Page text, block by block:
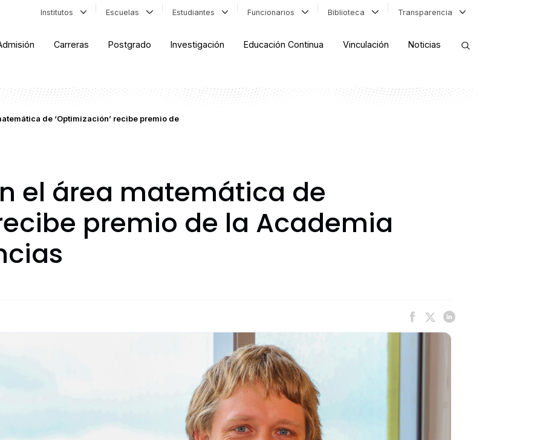
Institutos Escuelas Estudiantes Funcionarios Biblioteca Transparencia
Carreras Postgrado Investigación Educación Continua Vinculación Noticias
de ‘Optimización’ recibe premio de
el área matemática de
premio de la Academia